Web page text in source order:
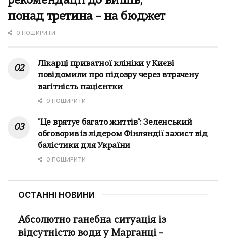
понад третина – на бюджет
0 ПОШИРИТИ
Лікарці приватної клініки у Києві
повідомили про підозру через втрачену
вагітність пацієнтки
0 ПОШИРИТИ
"Це врятує багато життів": Зеленський
обговорив із лідером Фінляндії захист від
балістики для України
0 ПОШИРИТИ
ОСТАННІ НОВИНИ
Абсолютно ганебна ситуація із
відсутністю води у Марганці –